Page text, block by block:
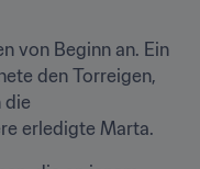
von Beginn an. Ein
den Torreigen,
die
erledigte Marta.